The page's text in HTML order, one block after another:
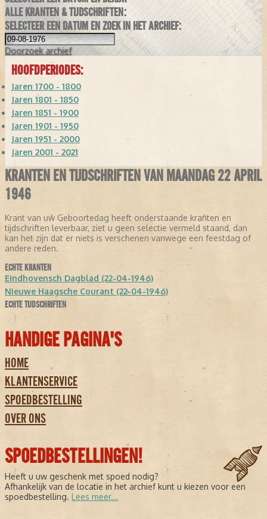
ALLE KRANTEN & TIJDSCHRIFTEN:
SELECTEER EEN DATUM EN ZOEK IN HET ARCHIEF:
Doorzoek archief
HOOFDPERIODES:
Jaren 1700 - 1800
Jaren 1801 - 1850
Jaren 1851 - 1900
Jaren 1901 - 1950
Jaren 1951 - 2000
Jaren 2001 - 2021
KRANTEN EN TIJDSCHRIFTEN VAN MAANDAG 22 APRIL
1946
Krant van uw Geboortedag heeft onderstaande kranten en
tijdschriften leverbaar, ziet u geen selectie vermeld staand, dan
kan het zijn dat er niets is verschenen vanwege een feestdag of
andere reden.
ECHTE KRANTEN
Eindhovensch Dagblad (22-04-1946)
Nieuwe Haagsche Courant (22-04-1946)
ECHTE TIJDSCHRIFTEN
HANDIGE PAGINA'S
HOME
KLANTENSERVICE
SPOEDBESTELLING
OVER ONS
SPOEDBESTELLINGEN!
Heeft u uw geschenk met spoed nodig?
Afhankelijk van de locatie in het archief kunt u kiezen voor een
spoedbestelling. Lees meer...